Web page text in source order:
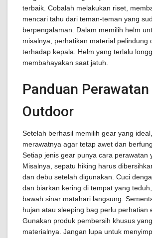
terbaik. Cobalah melakukan riset,
mencari tahu dari teman-teman yang
berpengalaman. Dalam memilih helm
misalnya, perhatikan material pelindung
terhadap kepala. Helm yang terlalu
membahayakan saat jatuh.
Panduan
Outdoor
Setelah berhasil memilih gear yang
merawatnya agar tetap awet dan
Setiap jenis gear punya cara perawatan
Misalnya, sepatu hiking harus
dan debu setelah digunakan. Cuci
dan biarkan kering di tempat yang
bawah sinar matahari langsung.
hujan atau sleeping bag perlu perhatian
Gunakan produk pembersih khusus
materialnya. Jangan lupa untuk